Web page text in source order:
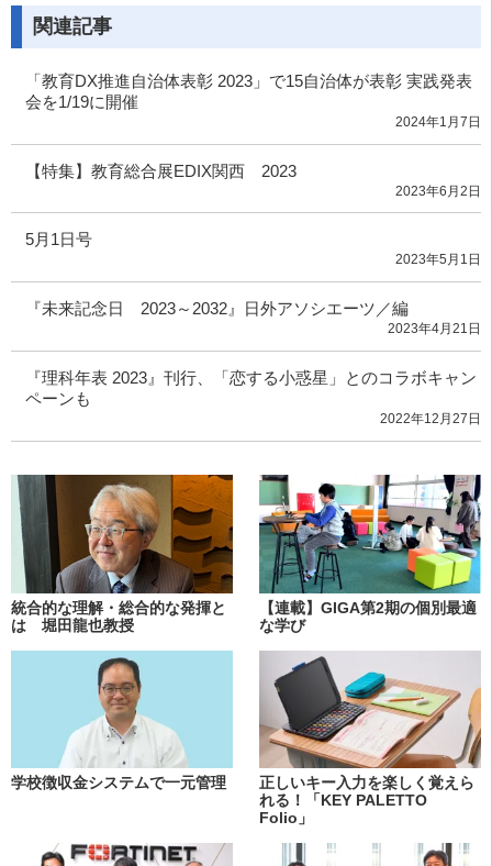
関連記事
「教育DX推進自治体表彰 2023」で15自治体が表彰 実践発表
会を1/19に開催
2024年1月7日
【特集】教育総合展EDIX関西 2023
2023年6月2日
5月1日号
2023年5月1日
『未来記念日 2023～2032』日外アソシエーツ／編
2023年4月21日
『理科年表 2023』刊行、「恋する小惑星」とのコラボキャン
ペーンも
2022年12月27日
統合的な理解・総合的な発揮と
は 堀田龍也教授
【連載】GIGA第2期の個別最適
な学び
学校徴収金システムで一元管理
正しいキー入力を楽しく覚えら
れる！「KEY PALETTO
Folio」